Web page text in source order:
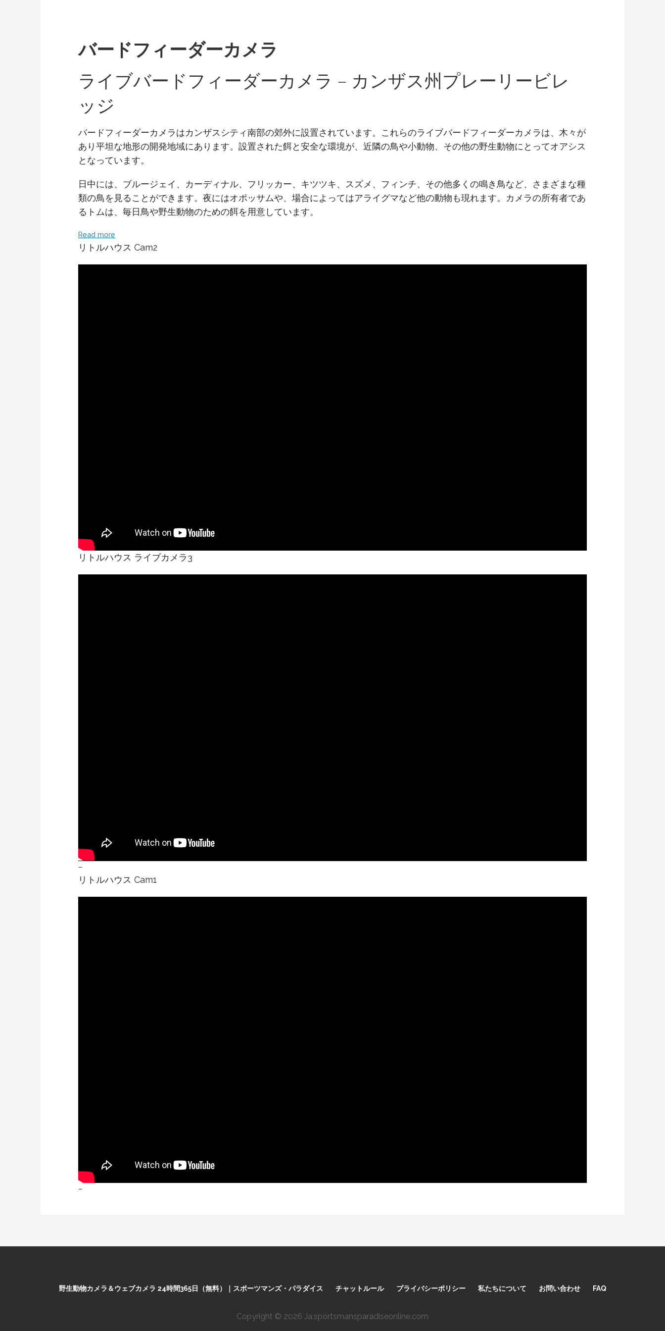
バードフィーダーカメラ
ライブバードフィーダーカメラ – カンザス州プレーリービレ
ッジ
バードフィーダーカメラはカンザスシティ南部の郊外に設置されています。これらのライブバードフィーダーカメラは、木々が
あり平坦な地形の開発地域にあります。設置された餌と安全な環境が、近隣の鳥や小動物、その他の野生動物にとってオアシス
となっています。
日中には、ブルージェイ、カーディナル、フリッカー、キツツキ、スズメ、フィンチ、その他多くの鳴き鳥など、さまざまな種
類の鳥を見ることができます。夜にはオポッサムや、場合によってはアライグマなど他の動物も現れます。カメラの所有者であ
るトムは、毎日鳥や野生動物のための餌を用意しています。
Read more
リトルハウス Cam2
リトルハウス ライブカメラ3
–
リトルハウス Cam1
–
野生動物カメラ＆ウェブカメラ 24時間365日（無料）｜スポーツマンズ・パラダイス チャットルール プライバシーポリシー 私たちについて お問い合わせ FAQ
Copyright © 2026 Ja.sportsmansparadiseonline.com